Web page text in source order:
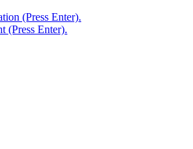
(Press Enter).
(Press Enter).